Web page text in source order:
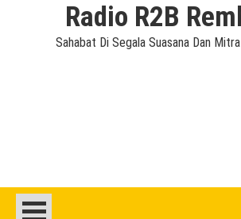
Radio R2B
Sahabat Di Segala Suasana Dan